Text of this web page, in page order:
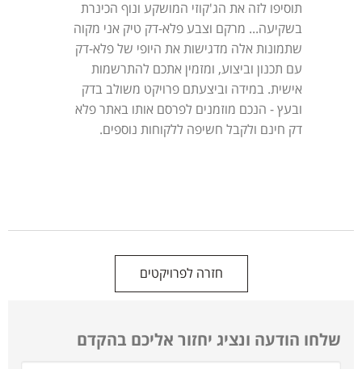
תוסיפו לזה את הג'קוזי המושקע ונוף הכינרת
בשקיעה... מרקם וצבע פלא-דק טיק אני מקוה
שתמונות אלה מדגישות את היופי של פלא-דק
עם תכנון וביצוע, ומזמין אתכם להתרשמות
אישית. במידה וביצעתם פרויקט משולב בדק
ובעץ - הנכם מוזמנים לפרסם אותו באתר פלא
דק חינם ולקבל חשיפה ללקוחות נוספים.
חזרה לפרויקטים
שלחו הודעה ונציג יחזור אליכם בהקדם